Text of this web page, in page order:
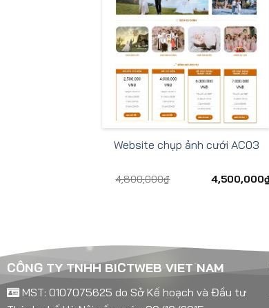
Website chụp ảnh cưới AC03
4,800,000₫ 4,500,000
CÔNG TY TNHH BICTWEB VIET NAM
MST: 0107075625 do Sở Kế hoạch và Đầu tư